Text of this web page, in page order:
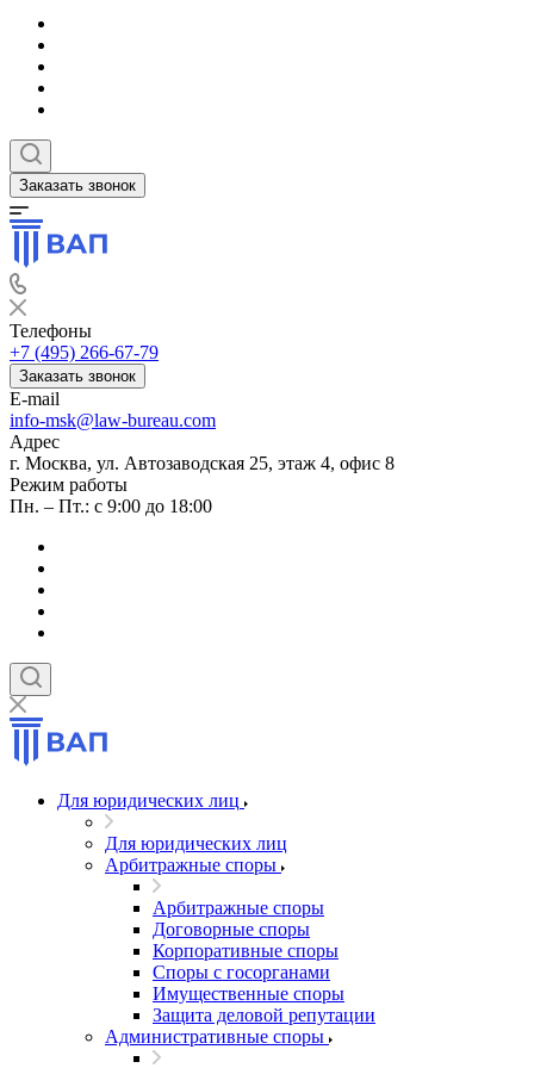
Заказать звонок
Телефоны
+7 (495) 266-67-79
Заказать звонок
E-mail
info-msk@law-bureau.com
Адрес
г. Москва, ул. Автозаводская 25, этаж 4, офис 8
Режим работы
Пн. – Пт.: с 9:00 до 18:00
Для юридических лиц
Для юридических лиц
Арбитражные споры
Арбитражные споры
Договорные споры
Корпоративные споры
Споры с госорганами
Имущественные споры
Защита деловой репутации
Административные споры